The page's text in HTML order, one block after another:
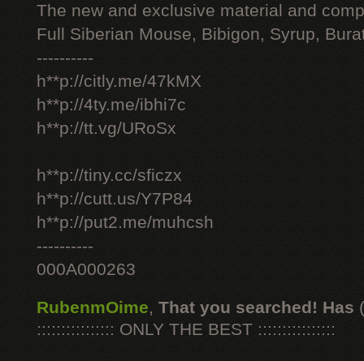
The new and exclusive material and
Full Siberian Mouse, Bibigon, Syrup,
----------
h**p://citly.me/47kMX
h**p://4ty.me/ibhi7c
h**p://tt.vg/URoSx
h**p://tiny.cc/sficzx
h**p://cutt.us/Y7P84
h**p://put2.me/muhcsh
----------
000A000263
RubenmOime, That you searched! Has
:::::::::::::::: ONLY THE BEST ::::::::::::::::